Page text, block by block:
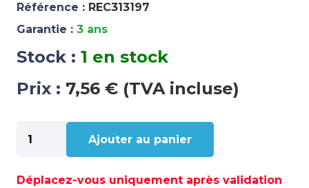
Référence : REC313197
Garantie : 3 ans
Stock : 1 en stock
Prix : 7,56 € (TVA incluse)
quantité
de
-
Ajouter au panier
Déplacez-vous uniquement après validation